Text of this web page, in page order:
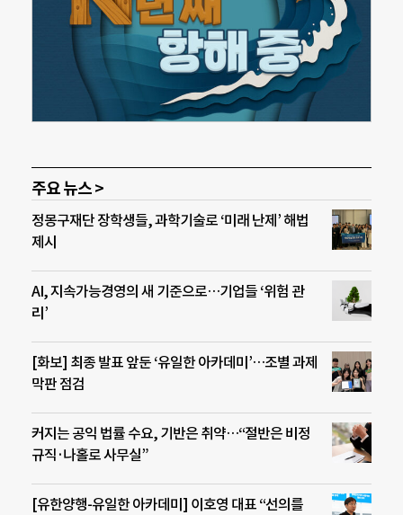
주요 뉴스 >
정몽구재단 장학생들, 과학기술로 ‘미래 난제’ 해법
제시
AI, 지속가능경영의 새 기준으로…기업들 ‘위험 관
리’
[화보] 최종 발표 앞둔 ‘유일한 아카데미’…조별 과제
막판 점검
커지는 공익 법률 수요, 기반은 취약…“절반은 비정
규직·나홀로 사무실”
[유한양행-유일한 아카데미] 이호영 대표 “선의를